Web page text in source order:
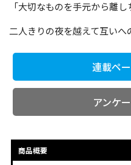
「大切なものを手元から離し
二人きりの夜を越えて互いへ
連載ペ
アンケ
商品概要